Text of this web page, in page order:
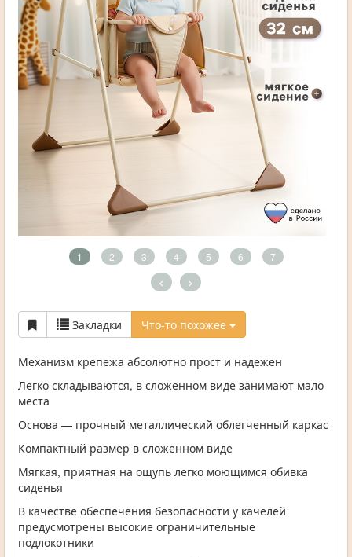
1 2 3 4 5 6 7
< >
Закладки Что-то похожее
Механизм крепежа абсолютно прост и надежен
Легко складываются, в сложенном виде занимают мало
места
Основа — прочный металлический облегченный каркас
Компактный размер в сложенном виде
Мягкая, приятная на ощупь легко моющимся обивка
сиденья
В качестве обеспечения безопасности у качелей
предусмотрены высокие ограничительные
подлокотники